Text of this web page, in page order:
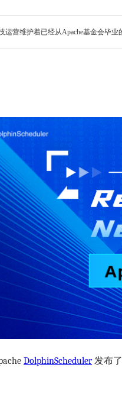
运营维护着已经从Apache基金会毕业
DolphinScheduler发布了